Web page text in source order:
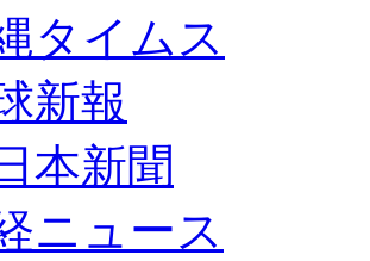
タイムス
新報
本新聞
ニュース